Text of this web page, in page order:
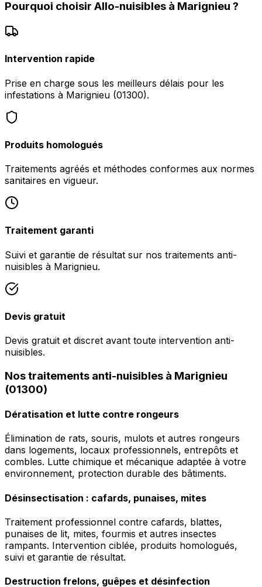
Pourquoi choisir Allo-nuisibles à Marignieu ?
Intervention rapide
Prise en charge sous les meilleurs délais pour les
infestations à Marignieu (01300).
Produits homologués
Traitements agréés et méthodes conformes aux normes
sanitaires en vigueur.
Traitement garanti
Suivi et garantie de résultat sur nos traitements anti-
nuisibles à Marignieu.
Devis gratuit
Devis gratuit et discret avant toute intervention anti-
nuisibles.
Nos traitements anti-nuisibles à Marignieu
(01300)
Dératisation et lutte contre rongeurs
Élimination de rats, souris, mulots et autres rongeurs
dans logements, locaux professionnels, entrepôts et
combles. Lutte chimique et mécanique adaptée à votre
environnement, protection durable des bâtiments.
Désinsectisation : cafards, punaises, mites
Traitement professionnel contre cafards, blattes,
punaises de lit, mites, fourmis et autres insectes
rampants. Intervention ciblée, produits homologués,
suivi et garantie de résultat.
Destruction frelons, guêpes et désinfection